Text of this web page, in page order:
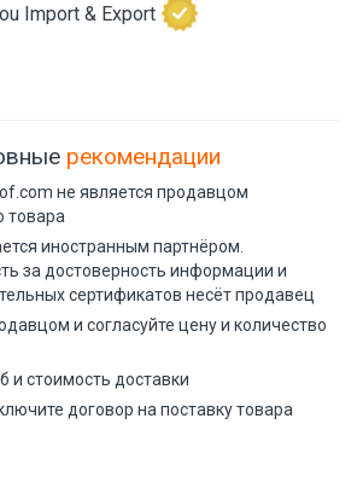
Import & Export
рекомендации
не является продавцом
товара
иностранным партнёром.
за достоверность информации и
сертификатов несёт продавец
и согласуйте цену и количество
и стоимость доставки
договор на поставку товара